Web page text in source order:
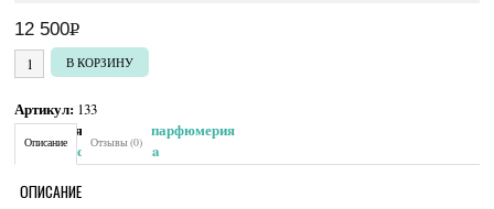
12 500Р
УБ.
Количество товара Acqua di Parma Magnolia Nobile
В КОРЗИНУ
Артикул: 133
Категория:
Женская парфюмерия
Brand:Acqua di Parma
Описание Отзывы (0)
ОПИСАНИЕ